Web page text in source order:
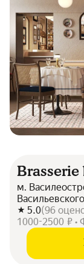
м.
5.0(96
1000-2500 ₽ •